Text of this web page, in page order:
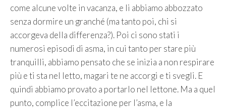
come alcune volte in vacanza, e li abbiamo abbozzato
senza dormire un granché (ma tanto poi, chi si
accorgeva della differenza?). Poi ci sono stati i
numerosi episodi di asma, in cui tanto per stare più
tranquilli, abbiamo pensato che se inizia a non respirare
più e ti sta nel letto, magari te ne accorgi e ti svegli. E
quindi abbiamo provato a portarlo nel lettone. Ma a quel
punto, complice l’eccitazione per l’asma, e la